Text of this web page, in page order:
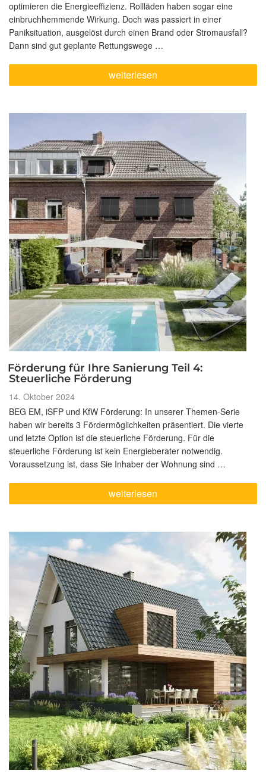
optimieren die Energieeffizienz. Rollläden haben sogar eine
einbruchhemmende Wirkung. Doch was passiert in einer
Paniksituation, ausgelöst durch einen Brand oder Stromausfall?
Dann sind gut geplante Rettungswege …
„Sicher.
Schnell.
SecuKit.“
weiterlesen
Förderung für Ihre Sanierung Teil 4:
Steuerliche Förderung
Veröffentlicht
am
14. Oktober 2024
BEG EM, iSFP und KfW Förderung: In unserer Themen-Serie
haben wir bereits 3 Fördermöglichkeiten präsentiert. Die vierte
und letzte Option ist die steuerliche Förderung. Für die
steuerliche Förderung ist kein Energieberater notwendig.
Voraussetzung ist, dass Sie Inhaber der Wohnung sind …
„Förderung
für
Teil
4:
Steuerliche
Förderung“
weiterlesen